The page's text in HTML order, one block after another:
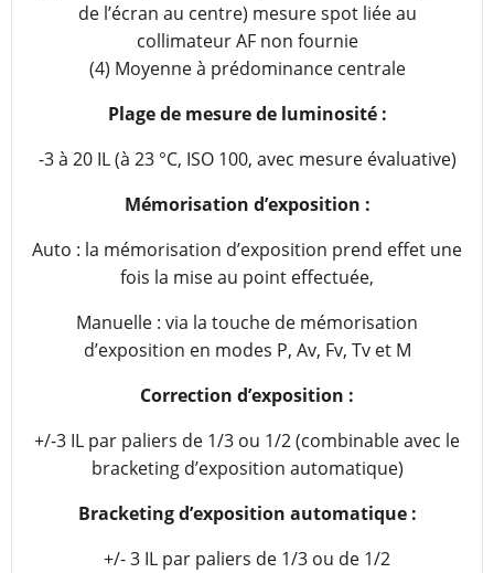
de l’écran au centre) mesure spot liée au
collimateur AF non fournie
(4) Moyenne à prédominance centrale
Plage de mesure de luminosité :
-3 à 20 IL (à 23 °C, ISO 100, avec mesure évaluative)
Mémorisation d’exposition :
Auto : la mémorisation d’exposition prend effet une
fois la mise au point effectuée,
Manuelle : via la touche de mémorisation
d’exposition en modes P, Av, Fv, Tv et M
Correction d’exposition :
+/-3 IL par paliers de 1/3 ou 1/2 (combinable avec le
bracketing d’exposition automatique)
Bracketing d’exposition automatique :
+/- 3 IL par paliers de 1/3 ou de 1/2